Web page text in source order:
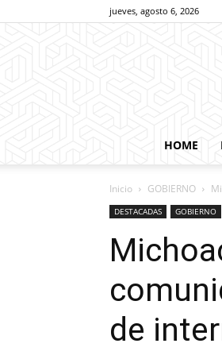
jueves, agosto 6, 2026
HOME
Inicio GOBIERNO
DESTACADAS GOBIERNO
de